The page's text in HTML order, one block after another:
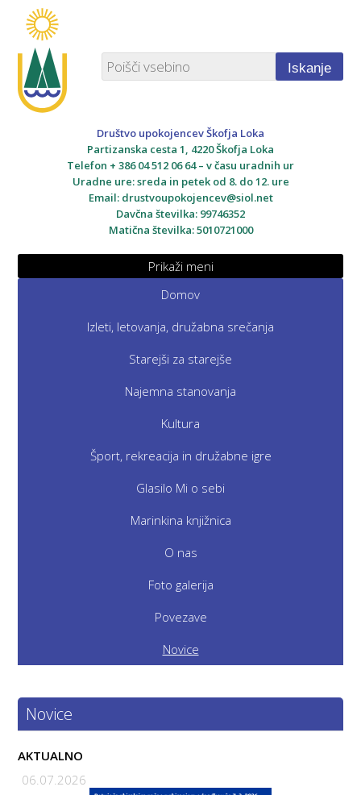
Društvo upokojencev Škofja Loka
Partizanska cesta 1, 4220 Škofja Loka
Telefon + 386 04 512 06 64 – v času uradnih ur
Uradne ure: sreda in petek od 8. do 12. ure
Email: drustvoupokojencev@siol.net
Davčna številka: 99746352
Matična številka: 5010721000
Iskanje
Prikaži meni
Domov
Izleti, letovanja, družabna srečanja
Starejši za starejše
Najemna stanovanja
Kultura
Šport, rekreacija in družabne igre
Glasilo Mi o sebi
Marinkina knjižnica
O nas
Foto galerija
Povezave
Novice
Novice
AKTUALNO
06.07.2026